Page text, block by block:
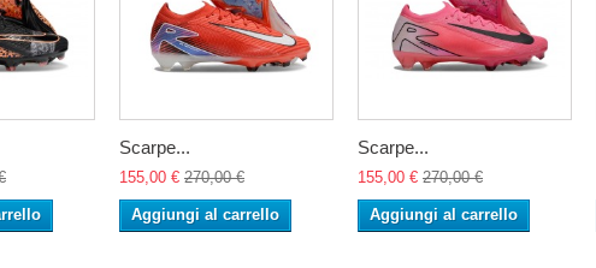
Scarpe...
155,00 € 270,00 €
Aggiungi al carrello
Scarpe...
155,00 € 270,00 €
Aggiungi al carrello